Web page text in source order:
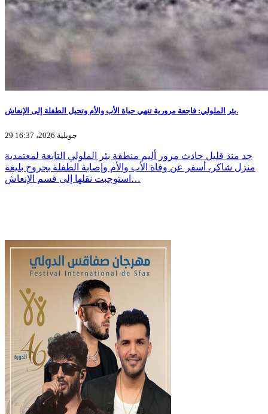
بئر الملولي: فاجعة مرورية تنهي حياة الأب والأم وتحيل الطفلة إلى الإنعاش.
29 جويلية 2026، 16:37
جد منذ قليل حادث مرور أليم منطقة بئر الملولي التابعة لمعتمدية
منزل شاكر، أسفر عن وفاة الأب والأم وإصابة الطفلة بجروح بليغة
استوجبت نقلها إلى قسم الإنعاش…